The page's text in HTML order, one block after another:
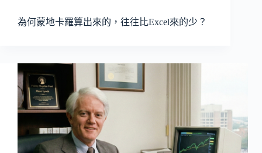
為何蒙地卡羅算出來的，往往比Excel來的少？